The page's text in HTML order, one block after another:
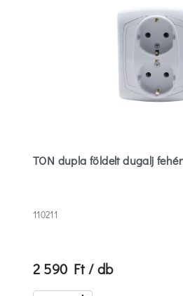
TON dupla földelt dugalj fehér
110211
2 590 Ft / db